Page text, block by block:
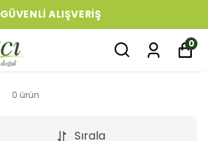
GÜVENLI ALIŞVERIŞ
0
0 ürün
Sırala